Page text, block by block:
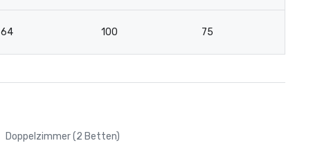
64 100 75
Doppelzimmer (2 Betten)